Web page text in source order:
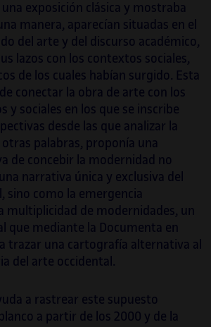
exposición clásica y mostraba
manera, aparecían situadas en el
del arte y del discurso académico,
lazos con los contextos sociales,
de los cuales habían surgido. Esta
conectar la obra de arte con los
y sociales en los que se inscribe
desde las que analizar la
palabras, proponía una
de concebir la modernidad no
narrativa única y exclusiva del
sino como la emergencia
multiplicidad de modernidades, un
que mediante la Documenta en
trazar una cartografía alternativa al
del arte occidental.
a rastrear este supuesto
a partir de los 2000 y de la